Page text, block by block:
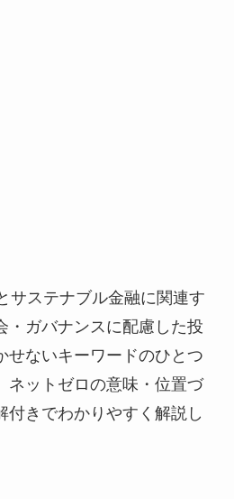
サステナブル金融に関連す
・ガバナンスに配慮した投
せないキーワードのひとつ
ネットゼロの意味・位置づ
付きでわかりやすく解説し